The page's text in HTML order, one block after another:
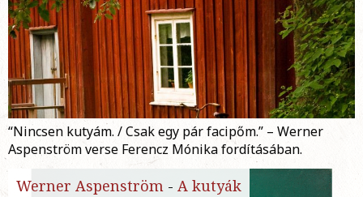
“Nincsen kutyám. / Csak egy pár facipőm.” – Werner
Aspenström verse Ferencz Mónika fordításában.
Werner Aspenström - A kutyák